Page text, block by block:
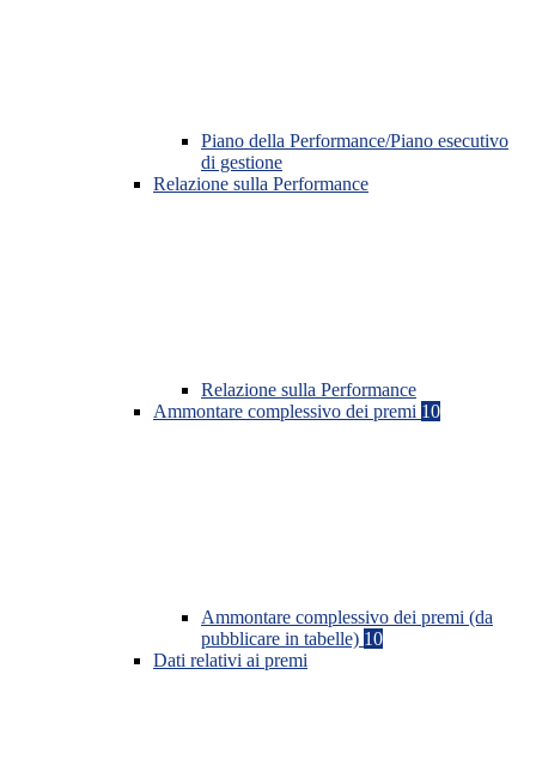
Piano della Performance/Piano esecutivo
di gestione
Relazione sulla Performance
Relazione sulla Performance
Ammontare complessivo dei premi 10
Ammontare complessivo dei premi (da
pubblicare in tabelle) 10
Dati relativi ai premi